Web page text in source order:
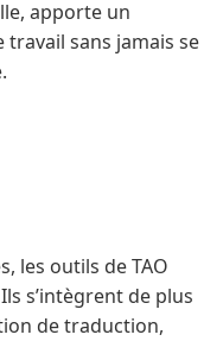
apporte un
sans jamais se
les outils de TAO
s’intègrent de plus
de traduction,